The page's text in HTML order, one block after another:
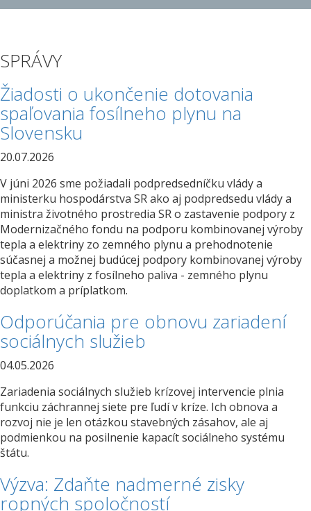
SPRÁVY
Žiadosti o ukončenie dotovania
spaľovania fosílneho plynu na
Slovensku
20.07.2026
V júni 2026 sme požiadali podpredsedníčku vlády a
ministerku hospodárstva SR ako aj podpredsedu vlády a
ministra životného prostredia SR o zastavenie podpory z
Modernizačného fondu na podporu kombinovanej výroby
tepla a elektriny zo zemného plynu a prehodnotenie
súčasnej a možnej budúcej podpory kombinovanej výroby
tepla a elektriny z fosílneho paliva - zemného plynu
doplatkom a príplatkom.
Odporúčania pre obnovu zariadení
sociálnych služieb
04.05.2026
Zariadenia sociálnych služieb krízovej intervencie plnia
funkciu záchrannej siete pre ľudí v kríze. Ich obnova a
rozvoj nie je len otázkou stavebných zásahov, ale aj
podmienkou na posilnenie kapacít sociálneho systému
štátu.
Výzva: Zdaňte nadmerné zisky
ropných spoločností